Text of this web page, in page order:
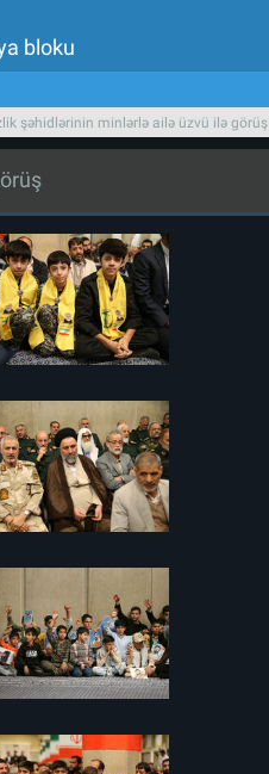
bloku
şəhidlərinin minlərlə ailə üzvü ilə görüş